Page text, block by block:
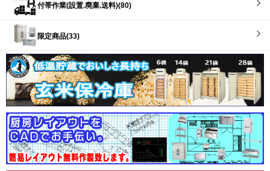
付帯作業(設置.廃棄.送料)(80)
限定商品(33)